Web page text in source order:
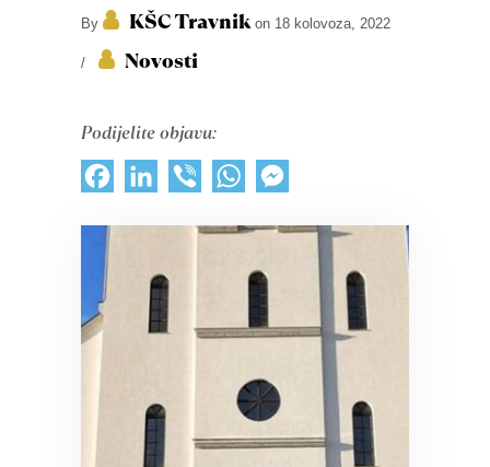
By KŠC Travnikon 18 kolovoza, 2022
/ Novosti
Podijelite objavu:
FacebookLinkedInViber WhatsApp